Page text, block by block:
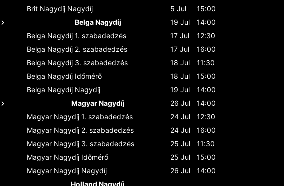
Brit Nagydíj Nagydíj 5 Jul
15:00
Belga Nagydíj
19 Jul
14:00
Belga Nagydíj 1. szabadedzés 17 Jul
12:30
Belga Nagydíj 2. szabadedzés 17 Jul
16:00
Belga Nagydíj 3. szabadedzés 18 Jul
11:30
Belga Nagydíj Időmérő 18 Jul
15:00
Belga Nagydíj Nagydíj 19 Jul
14:00
Magyar Nagydíj
26 Jul
14:00
Magyar Nagydíj 1. szabadedzés 24 Jul
12:30
Magyar Nagydíj 2. szabadedzés 24 Jul
16:00
Magyar Nagydíj 3. szabadedzés 25 Jul
11:30
Magyar Nagydíj Időmérő 25 Jul
15:00
Magyar Nagydíj Nagydíj 26 Jul
14:00
Holland Nagydíj